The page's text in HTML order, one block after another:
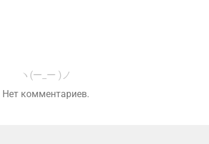
ヽ(ー_ー )ノ
Нет комментариев.